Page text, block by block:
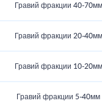
Гравий фракции 40-70мм
Гравий фракции 20-40мм
Гравий фракции 10-20мм
Гравий фракции 5-40мм